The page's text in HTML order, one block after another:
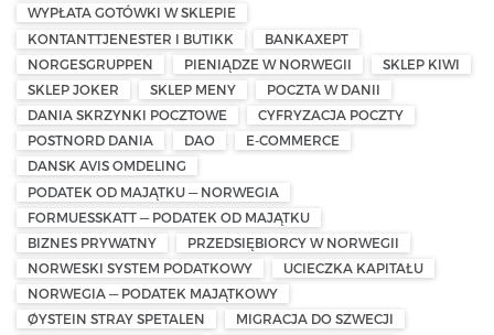
WYPŁATA GOTÓWKI W SKLEPIE
KONTANTTJENESTER I BUTIKK
BANKAXEPT
NORGESGRUPPEN
PIENIĄDZE W NORWEGII
SKLEP KIWI
SKLEP JOKER
SKLEP MENY
POCZTA W DANII
DANIA SKRZYNKI POCZTOWE
CYFRYZACJA POCZTY
POSTNORD DANIA
DAO
E-COMMERCE
DANSK AVIS OMDELING
PODATEK OD MAJĄTKU — NORWEGIA
FORMUESSKATT — PODATEK OD MAJĄTKU
BIZNES PRYWATNY
PRZEDSIĘBIORCY W NORWEGII
NORWESKI SYSTEM PODATKOWY
UCIECZKA KAPITAŁU
NORWEGIA — PODATEK MAJĄTKOWY
ØYSTEIN STRAY SPETALEN
MIGRACJA DO SZWECJI